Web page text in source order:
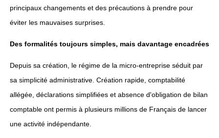
principaux changements et des précautions à prendre pour
éviter les mauvaises surprises.
Des formalités toujours simples, mais davantage encadrées
Depuis sa création, le régime de la micro-entreprise séduit par
sa simplicité administrative. Création rapide, comptabilité
allégée, déclarations simplifiées et absence d'obligation de bilan
comptable ont permis à plusieurs millions de Français de lancer
une activité indépendante.